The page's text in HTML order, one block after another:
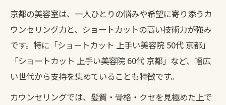
京都の美容室は、一人ひとりの悩みや希望に寄り添うカ
ウンセリング力と、ショートカットの高い技術力が強み
です。特に「ショートカット 上手い美容院 50代 京都」
「ショートカット 上手い美容院 60代 京都」など、幅広
い世代から支持を集めていることも特徴です。
カウンセリングでは、髪質・骨格・クセを見極めた上で